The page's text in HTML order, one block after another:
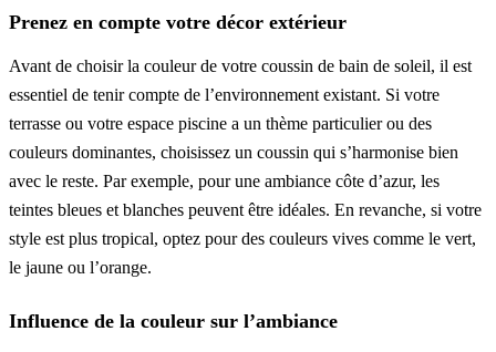
Prenez en compte votre décor extérieur
Avant de choisir la couleur de votre coussin de bain de soleil, il est
essentiel de tenir compte de l’environnement existant. Si votre
terrasse ou votre espace piscine a un thème particulier ou des
couleurs dominantes, choisissez un coussin qui s’harmonise bien
avec le reste. Par exemple, pour une ambiance côte d’azur, les
teintes bleues et blanches peuvent être idéales. En revanche, si votre
style est plus tropical, optez pour des couleurs vives comme le vert,
le jaune ou l’orange.
Influence de la couleur sur l’ambiance